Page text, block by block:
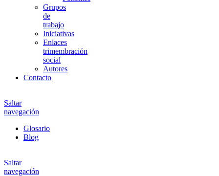
Grupos
de
trabajo
Iniciativas
Enlaces
trimembración
social
Autores
Contacto
Saltar
navegación
Glosario
Blog
Saltar
navegación